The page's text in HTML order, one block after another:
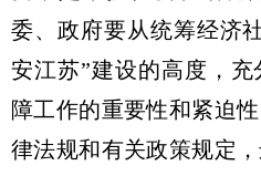
委、政府要从统筹经济
安江苏”建设的高度，
障工作的重要性和紧迫
律法规和有关政策规定